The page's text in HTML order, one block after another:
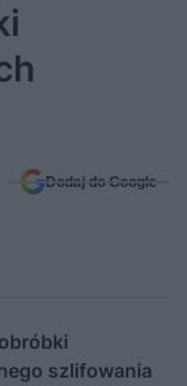
Dodaj do Google
szlifowania